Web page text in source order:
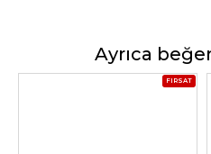
Ayrıca
FIRSAT